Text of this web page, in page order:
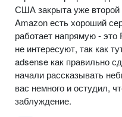
США закрыта уже второй
Amazon есть хороший
работает напрямую -
не интересуют, так как
adsense как правильно
начали рассказывать
вас немного и остудил,
заблуждение.